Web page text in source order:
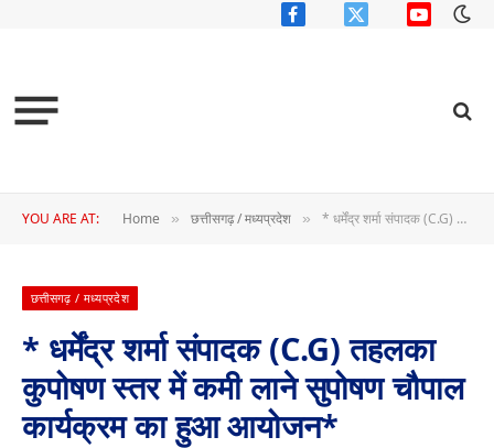
FacebookX
YouTube
YOU ARE AT: Home » छत्तीसगढ़ / मध्यप्रदेश » * धर्मेंद्र शर्मा संपादक (C.G) तहलका कुपोषण स्तर में कमी लाने सुपोषण चौपाल कार्यक्रम का हुआ आयोजन*
छत्तीसगढ़ / मध्यप्रदेश
* धर्मेंद्र शर्मा संपादक (C.G) तहलका
कुपोषण स्तर में कमी लाने सुपोषण चौपाल
कार्यक्रम का हुआ आयोजन*